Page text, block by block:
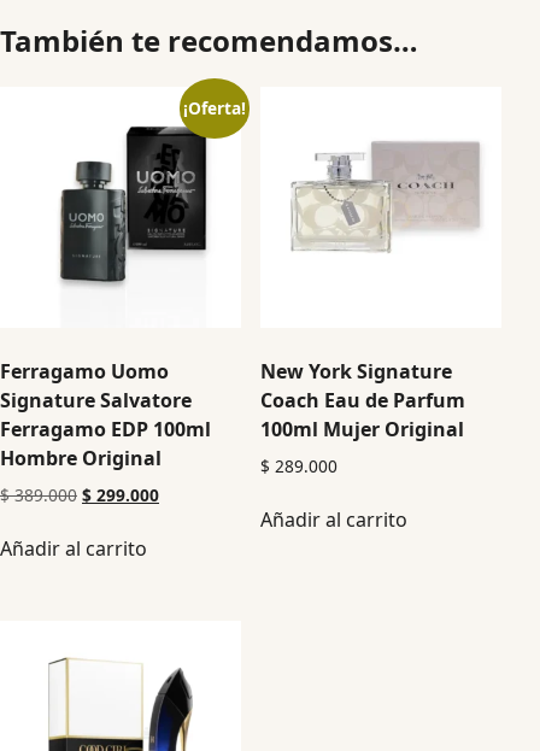
También te recomendamos…
¡Oferta!
Ferragamo Uomo
Signature Salvatore
Ferragamo EDP 100ml
Hombre Original
$389.000 $ 299.000
Añadir al carrito
New York Signature
Coach Eau de Parfum
100ml Mujer Original
$ 289.000
Añadir al carrito